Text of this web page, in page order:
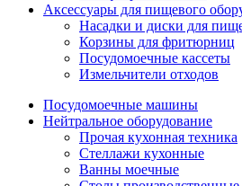
Аксессуары для пищевого
Насадки и диски для
Корзины для фритюрниц
Посудомоечные кассеты
Измельчители отходов
Посудомоечные машины
Нейтральное оборудование
Прочая кухонная техника
Стеллажи кухонные
Ванны моечные